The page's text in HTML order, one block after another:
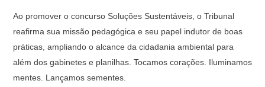
Ao promover o concurso Soluções Sustentáveis, o Tribunal
reafirma sua missão pedagógica e seu papel indutor de boas
práticas, ampliando o alcance da cidadania ambiental para
além dos gabinetes e planilhas. Tocamos corações. Iluminamos
mentes. Lançamos sementes.